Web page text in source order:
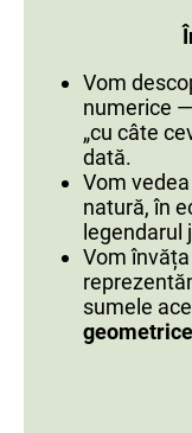
Vom
numerice
„cu câte
dată.
Vom
natură, în
legendarul
Vom
sumele
geometrice